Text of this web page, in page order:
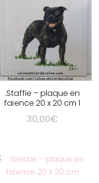
.Staffie – plaque en
faïence 20 x 20 cm 1
30,00€